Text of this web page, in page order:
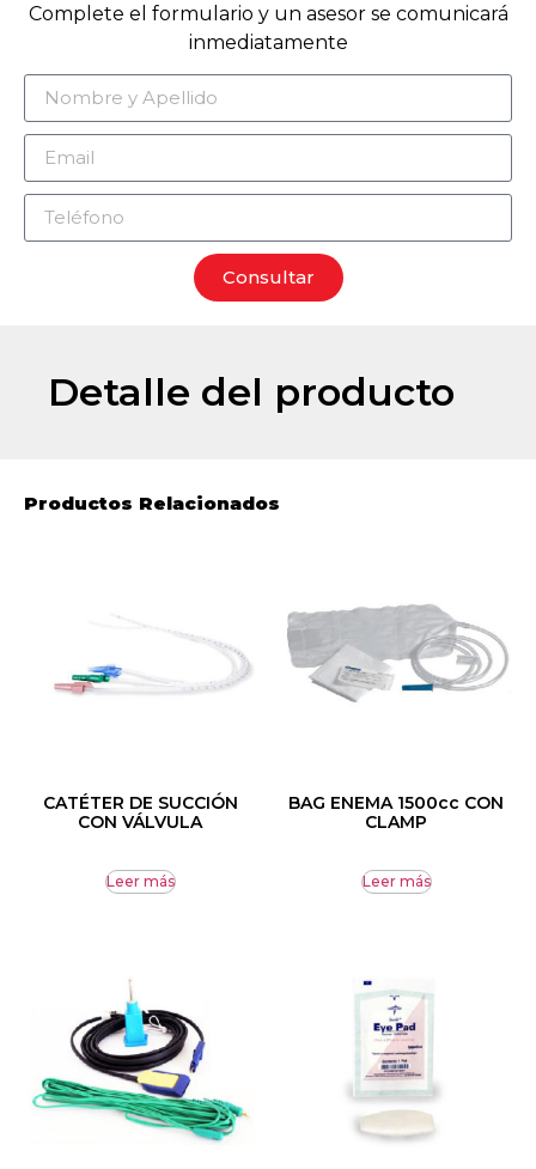
Complete el formulario y un asesor se comunicará
inmediatamente
Consultar
Detalle del producto
Productos Relacionados
CATÉTER DE SUCCIÓN
CON VÁLVULA
Leer más
BAG ENEMA 1500cc CON
CLAMP
Leer más